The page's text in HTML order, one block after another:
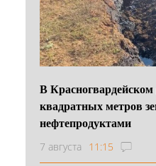
В
квадратных метров
нефтепродуктами
7 августа 11:15